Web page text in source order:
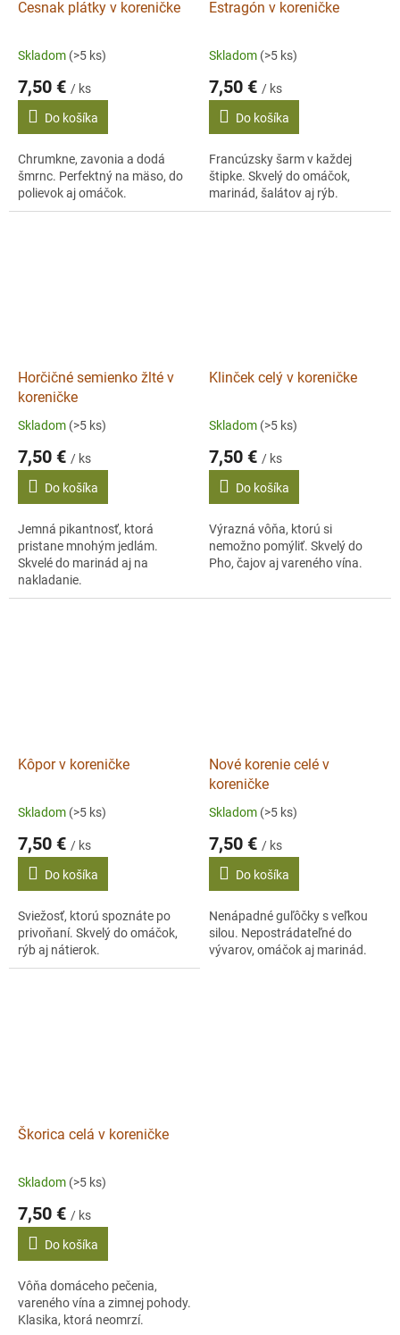
Cesnak plátky v koreničke
Skladom (>5 ks)
7,50 € / ks
Do košíka
Chrumkne, zavonia a dodá
šmrnc. Perfektný na mäso, do
polievok aj omáčok.
Estragón v koreničke
Skladom (>5 ks)
7,50 € / ks
Do košíka
Francúzsky šarm v každej
štipke. Skvelý do omáčok,
marinád, šalátov aj rýb.
Horčičné semienko žlté v
koreničke
Skladom (>5 ks)
7,50 € / ks
Do košíka
Jemná pikantnosť, ktorá
pristane mnohým jedlám.
Skvelé do marinád aj na
nakladanie.
Klinček celý v koreničke
Skladom (>5 ks)
7,50 € / ks
Do košíka
Výrazná vôňa, ktorú si
nemožno pomýliť. Skvelý do
Pho, čajov aj vareného vína.
Kôpor v koreničke
Skladom (>5 ks)
7,50 € / ks
Do košíka
Sviežosť, ktorú spoznáte po
privoňaní. Skvelý do omáčok,
rýb aj nátierok.
Nové korenie celé v
koreničke
Skladom (>5 ks)
7,50 € / ks
Do košíka
Nenápadné guľôčky s veľkou
silou. Nepostrádateľné do
vývarov, omáčok aj marinád.
Škorica celá v koreničke
Skladom (>5 ks)
7,50 € / ks
Do košíka
Vôňa domáceho pečenia,
vareného vína a zimnej pohody.
Klasika, ktorá neomrzí.